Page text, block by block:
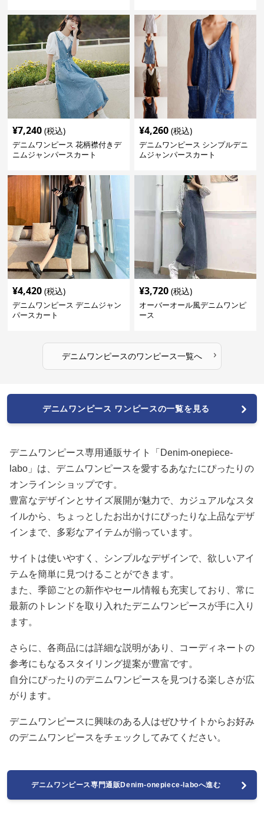
¥7,240 (税込)
デニムワンピース 花柄襟付きデ
ニムジャンパースカート
¥4,260 (税込)
デニムワンピース シンプルデニ
ムジャンパースカート
¥4,420 (税込)
デニムワンピース デニムジャン
パースカート
¥3,720 (税込)
オーバーオール風デニムワンピ
ース
デニムワンピースのワンピース一覧へ ›
デニムワンピース ワンピースの一覧を見る
デニムワンピース専用通販サイト「Denim-onepiece-
labo」は、デニムワンピースを愛するあなたにぴったりの
オンラインショップです。
豊富なデザインとサイズ展開が魅力で、カジュアルなスタ
イルから、ちょっとしたお出かけにぴったりな上品なデザ
インまで、多彩なアイテムが揃っています。
サイトは使いやすく、シンプルなデザインで、欲しいアイ
テムを簡単に見つけることができます。
また、季節ごとの新作やセール情報も充実しており、常に
最新のトレンドを取り入れたデニムワンピースが手に入り
ます。
さらに、各商品には詳細な説明があり、コーディネートの
参考にもなるスタイリング提案が豊富です。
自分にぴったりのデニムワンピースを見つける楽しさが広
がります。
デニムワンピースに興味のある人はぜひサイトからお好み
のデニムワンピースをチェックしてみてください。
デニムワンピース専門通販Denim-onepiece-laboへ進む